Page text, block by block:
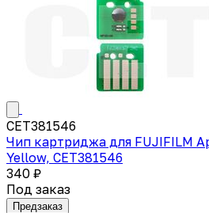
CET381546
Чип картриджа для FUJIFILM
Yellow, CET381546
340 ₽
Под заказ
Предзаказ